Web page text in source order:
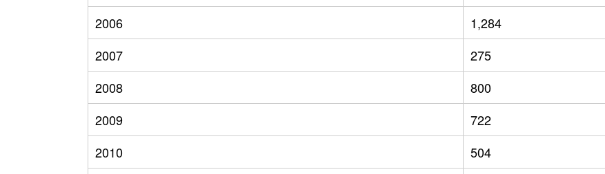
2006
1,284
2007
275
2008
800
2009
722
2010
504